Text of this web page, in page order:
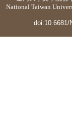
National Taiwan
doi:10.6681/